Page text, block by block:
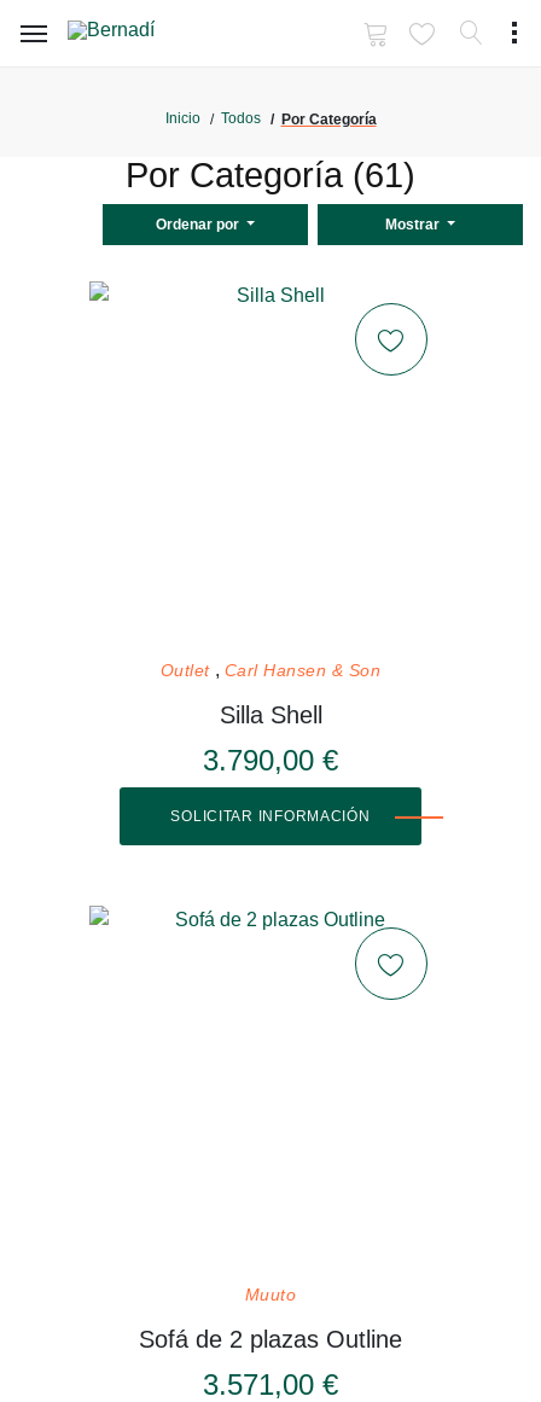
Inicio Todos Por Categoría
Por Categoría (61)
Ordenar por Mostrar
Outlet Carl Hansen & Son
Silla Shell
3.790,00 €
SOLICITAR INFORMACIÓN
Muuto
Sofá de 2 plazas Outline
3.571,00 €